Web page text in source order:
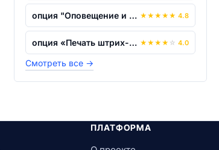
опция "Оповещение и уведомление" ★ ★ ★ ★ ★ 4.8
опция «Печать штрих-кода» для системы... ★ ★ ★ ★ ☆ 4.0
Смотреть все →
ПЛАТФОРМА